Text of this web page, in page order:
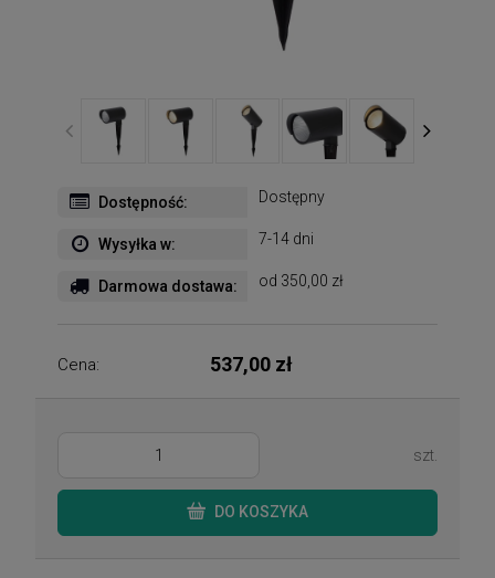
Dostępność: Dostępny
Wysyłka w: 7-14 dni
Darmowa dostawa: od 350,00 zł
Cena: 537,00 zł
szt.
DO KOSZYKA